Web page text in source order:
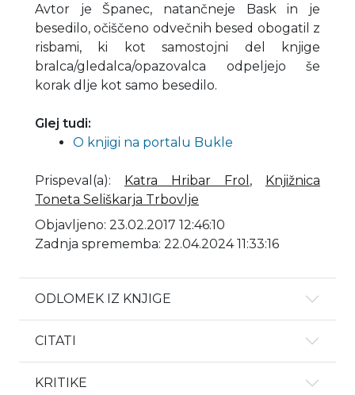
Avtor je Španec, natančneje Bask in je
besedilo, očiščeno odvečnih besed obogatil z
risbami, ki kot samostojni del knjige
bralca/gledalca/opazovalca odpeljejo še
korak dlje kot samo besedilo.
Glej tudi:
O knjigi na portalu Bukle
Prispeval(a): Katra Hribar Frol ,
Knjižnica
Toneta Seliškarja Trbovlje
Objavljeno: 23.02.2017 12:46:10
Zadnja sprememba: 22.04.2024 11:33:16
ODLOMEK IZ KNJIGE
CITATI
KRITIKE